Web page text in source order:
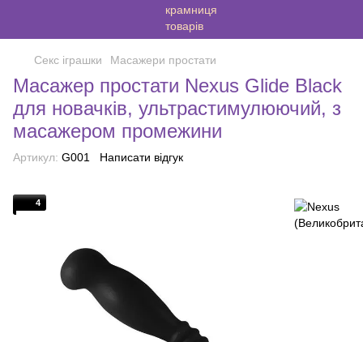
Секс іграшки Масажери простати
Масажер простати Nexus Glide Black
для новачків, ультрастимулюючий, з
масажером промежини
Артикул: G001 Написати відгук
4